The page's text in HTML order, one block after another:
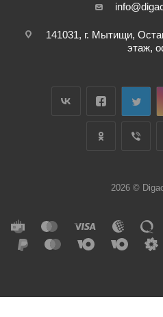
141031, г. Мытищи,
этаж,
2026 ©